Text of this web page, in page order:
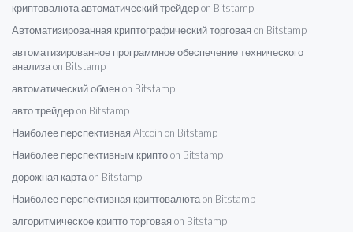
криптовалюта автоматический трейдер on Bitstamp
Автоматизированная криптографический торговая on Bitstamp
автоматизированное программное обеспечение технического
анализа on Bitstamp
автоматический обмен on Bitstamp
авто трейдер on Bitstamp
Наиболее перспективная Altcoin on Bitstamp
Наиболее перспективным крипто on Bitstamp
дорожная карта on Bitstamp
Наиболее перспективная криптовалюта on Bitstamp
алгоритмическое крипто торговая on Bitstamp